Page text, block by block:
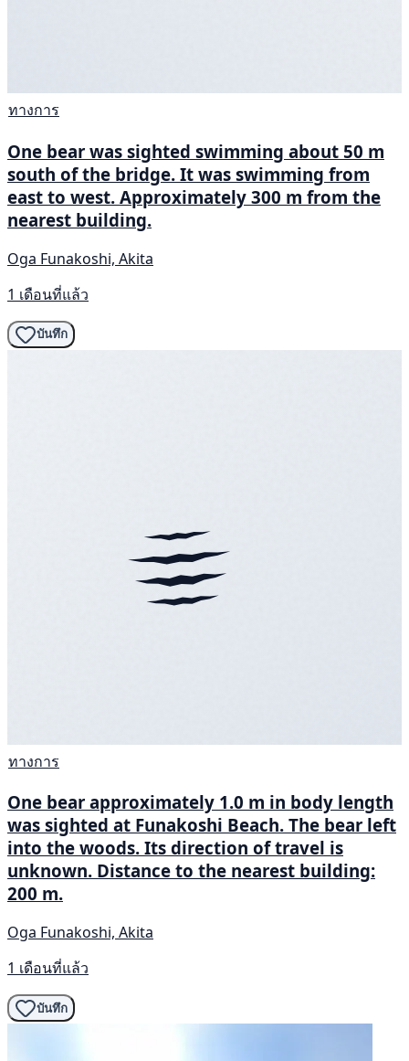
ทางการ
One bear was sighted swimming about 50 m
south of the bridge. It was swimming from
east to west. Approximately 300 m from the
nearest building.
Oga Funakoshi, Akita
1 เดือนที่แล้ว
บันทึก
ทางการ
One bear approximately 1.0 m in body length
was sighted at Funakoshi Beach. The bear left
into the woods. Its direction of travel is
unknown. Distance to the nearest building:
200 m.
Oga Funakoshi, Akita
1 เดือนที่แล้ว
บันทึก